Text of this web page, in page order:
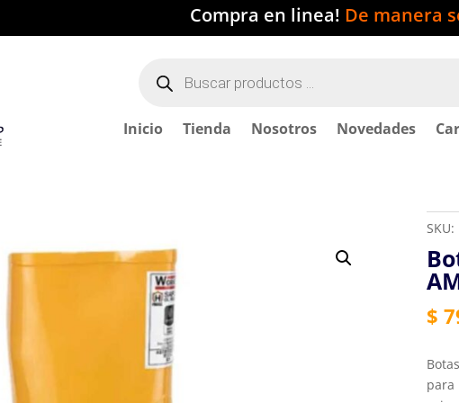
Compra en linea! De manera
productos
Inicio Tienda Nosotros Novedades
SKU:
$
para